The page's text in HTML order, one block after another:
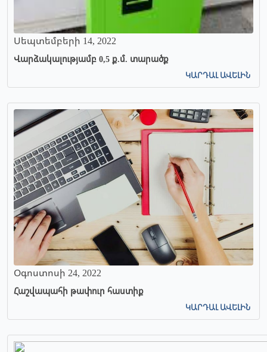
Սեպտեմբերի 14, 2022
Վարձակալությամբ 0,5 ք.մ. տարածք
ԿԱՐԴԱԼ ԱՎԵԼԻՆ
Օգոստոսի 24, 2022
Հաշվապահի թափուր հաստիք
ԿԱՐԴԱԼ ԱՎԵԼԻՆ